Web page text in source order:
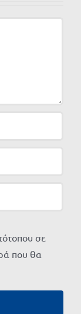
σε
που θα